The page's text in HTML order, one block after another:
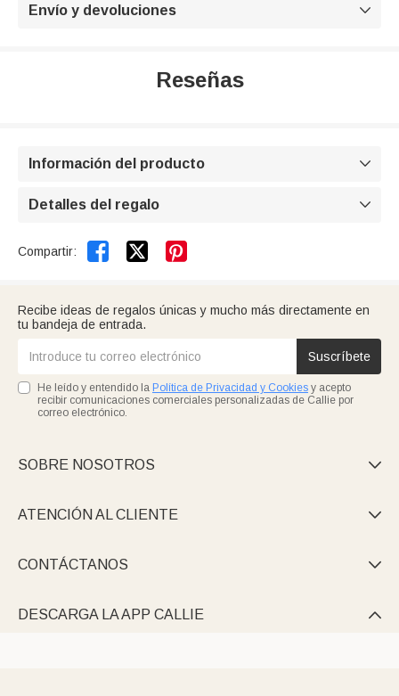
Envío y devoluciones 
Reseñas
Información del producto 
Detalles del regalo 
Compartir:  
Recibe ideas de regalos únicas y mucho más directamente en
tu bandeja de entrada.
Suscríbete
He leído y entendido la Política de Privacidad y Cookies y acepto
recibir comunicaciones comerciales personalizadas de Callie por
correo electrónico.
SOBRE NOSOTROS 
ATENCIÓN AL CLIENTE 
CONTÁCTANOS 
DESCARGA LA APP CALLIE 